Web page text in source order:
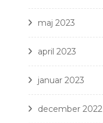
maj 2023
april 2023
januar 2023
december 2022